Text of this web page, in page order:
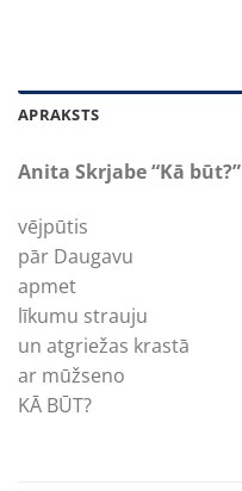
APRAKSTS
Anita Skrjabe “Kā būt?”
vējpūtis
pār Daugavu
apmet
līkumu strauju
un atgriežas krastā
ar mūžseno
KĀ BŪT?